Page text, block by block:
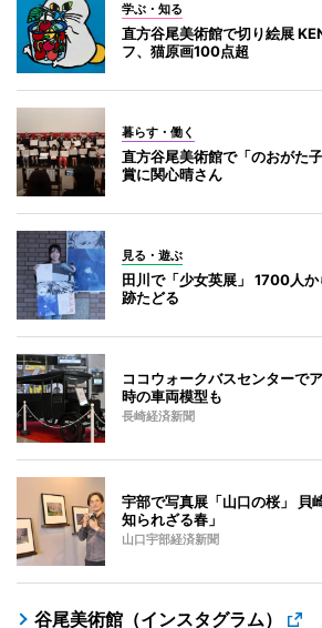
学ぶ・知る
直方谷尾美術館で切り絵展
フ、猫原画100点超
暮らす・働く
直方谷尾美術館で「のおがた
賞に関心晴さん
見る・遊ぶ
田川で「少女英展」 1700人
跡たどる
ココウォークバスセンターで
時の車両模型も
長崎経済新聞
宇部で写真展「山口の桜」 貝
知られざる春」
山口宇部経済新聞
谷尾美術館（インスタグラム）